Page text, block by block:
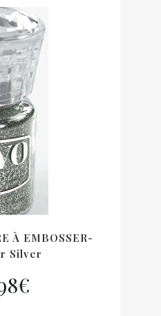
À EMBOSSER-
Silver
€